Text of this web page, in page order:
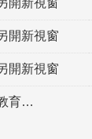
育